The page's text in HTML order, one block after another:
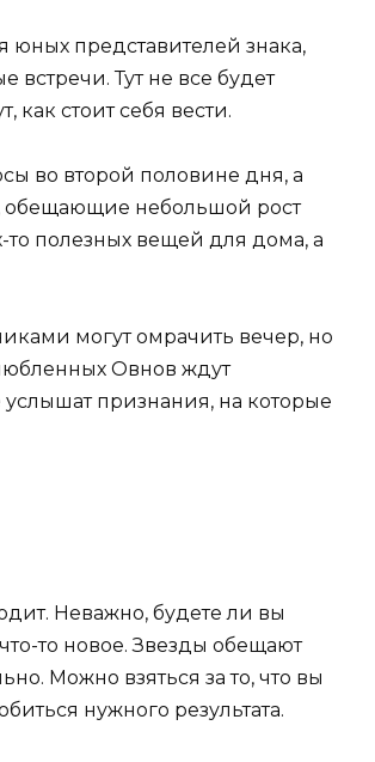
юных представителей знака,
встречи. Тут не все будет
как стоит себя вести.
во второй половине дня, а
небольшой рост
полезных вещей для дома, а
могут омрачить вечер, но
Овнов ждут
признания, на которые
Неважно, будете ли вы
то новое. Звезды обещают
Можно взяться за то, что вы
нужного результата.